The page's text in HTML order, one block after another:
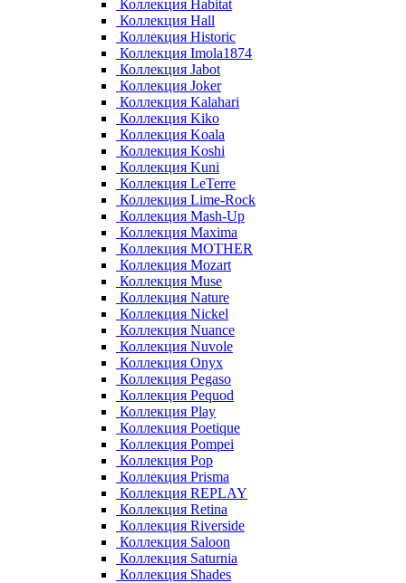
Коллекция Habitat
Коллекция Hall
Коллекция Historic
Коллекция Imola1874
Коллекция Jabot
Коллекция Joker
Коллекция Kalahari
Коллекция Kiko
Коллекция Koala
Коллекция Koshi
Коллекция Kuni
Коллекция LeTerre
Коллекция Lime-Rock
Коллекция Mash-Up
Коллекция Maxima
Коллекция MOTHER
Коллекция Mozart
Коллекция Muse
Коллекция Nature
Коллекция Nickel
Коллекция Nuance
Коллекция Nuvole
Коллекция Onyx
Коллекция Pegaso
Коллекция Pequod
Коллекция Play
Коллекция Poetique
Коллекция Pompei
Коллекция Pop
Коллекция Prisma
Коллекция REPLAY
Коллекция Retina
Коллекция Riverside
Коллекция Saloon
Коллекция Saturnia
Коллекция Shades